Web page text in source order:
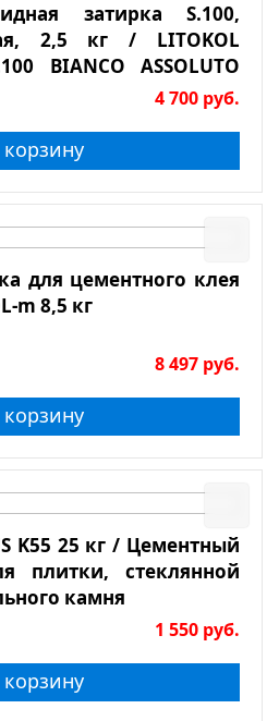
затирка S.100,
2,5 кг / LITOKOL
BIANCO ASSOLUTO
4 700 руб.
для цементного клея
m 8,5 кг
8 497 руб.
K55 25 кг / Цементный
плитки, стеклянной
камня
1 550 руб.